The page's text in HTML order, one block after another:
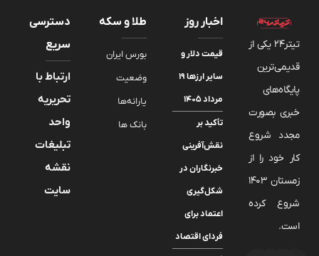
تیتر24 یکی از
قدیمی‌ترین
پایگاه‌های
خبری بصورت
مجدد شروع
کار خود را از
زمستان 1403
شروع کرده
است.
اخبار روز
قیمت دلار و
سایر ارزها ۱۹
مرداد ۱۴۰۵
تأکید بر
نقش‌آفرینی
خبرنگاران در
شکل‌گیری
اعتماد برای
فردای اقتصاد
طلا و سکه
بورس ایران
وضعیت
یارانه‌ها
بانک ها
دسترسی
سریع
ارتباط با
تحریریه
واحد
تبلیغات
نقشه
سایت